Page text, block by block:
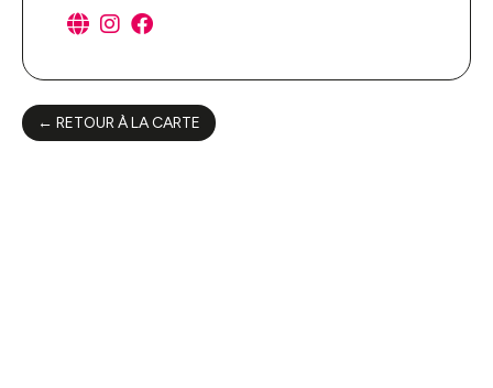
← RETOUR À LA CARTE